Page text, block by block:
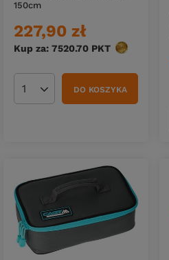
150cm
227,90 zł
Kup za: 7520.70 PKT punktów
Ilość produktówDO KOSZYKA